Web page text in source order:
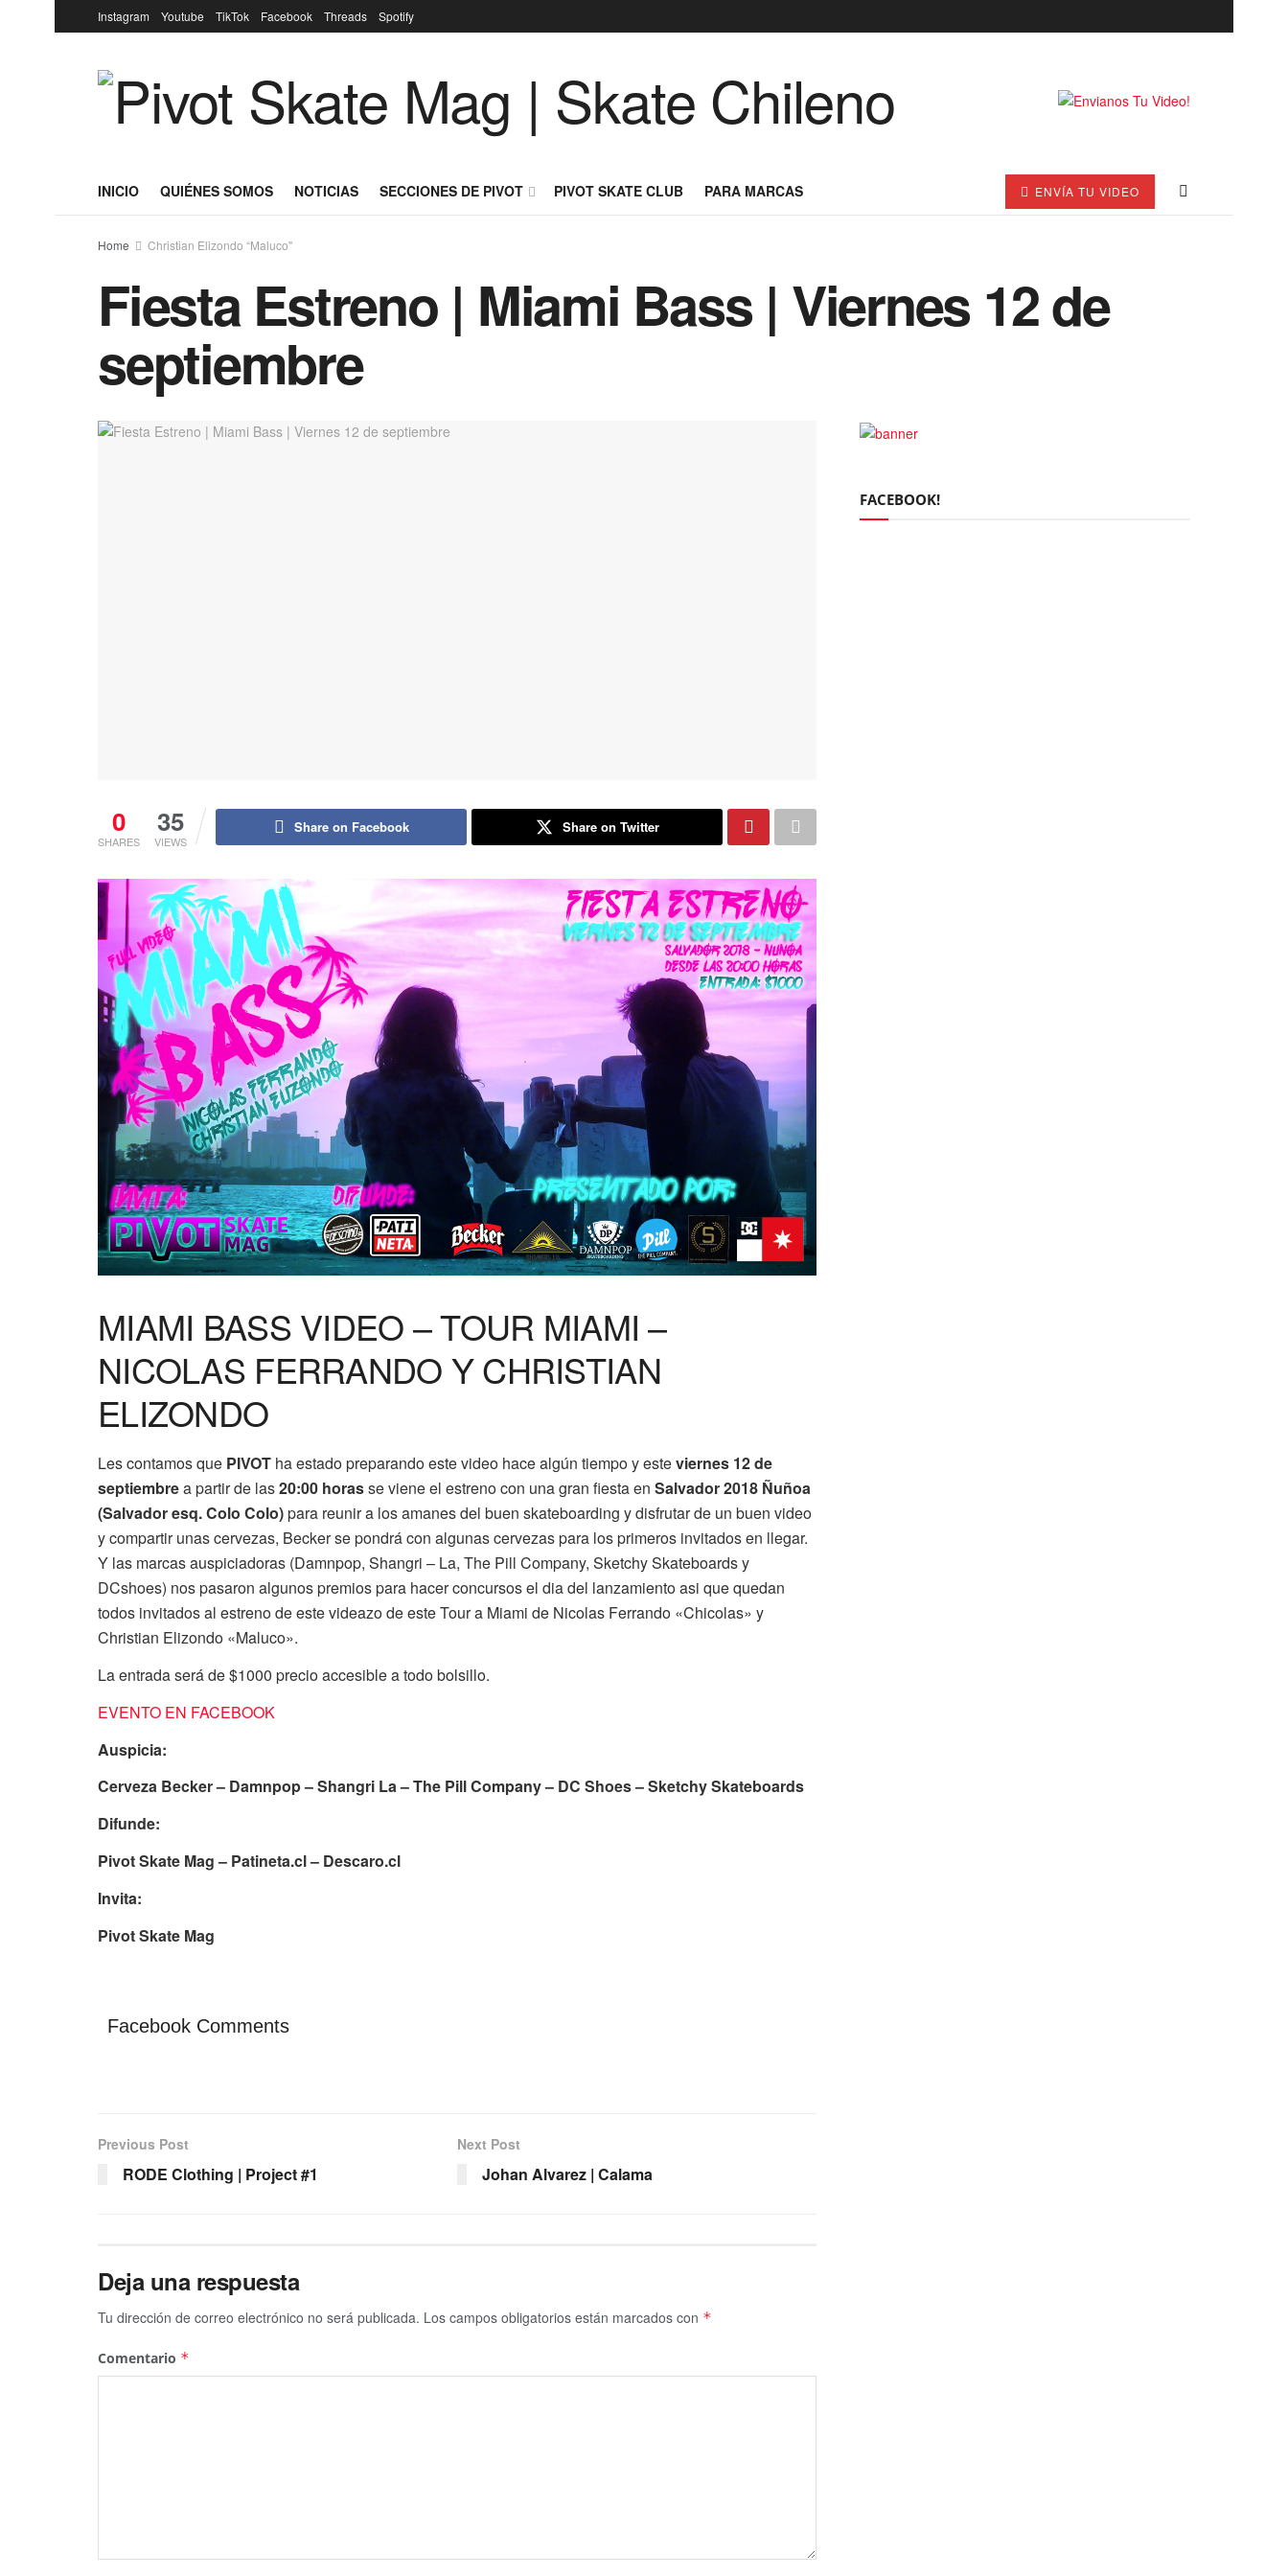
Instagram Youtube TikTok Facebook Threads Spotify
INICIO QUIÉNES SOMOS NOTICIAS SECCIONES DE PIVOT PIVOT SKATE CLUB PARA MARCAS ENVÍA TU VIDEO
Home Christian Elizondo “Maluco"
Fiesta Estreno | Miami Bass | Viernes 12 de
septiembre
0
SHARES
35
VIEWS
Share on Facebook Share on Twitter
MIAMI BASS VIDEO – TOUR MIAMI –
NICOLAS FERRANDO Y CHRISTIAN
ELIZONDO
Les contamos que PIVOT ha estado preparando este video hace algún tiempo y esteviernes 12 de
septiembrea partir de las20:00 horasse viene el estreno con una gran fiesta en Salvador 2018 Ñuñoa
(Salvador esq. Colo Colo)para reunir a los amanes del buen skateboarding y disfrutar de un buen video
y compartir unas cervezas, Becker se pondrá con algunas cervezas para los primeros invitados en llegar.
Y las marcas auspiciadoras (Damnpop, Shangri – La, The Pill Company, Sketchy Skateboards y
DCshoes) nos pasaron algunos premios para hacer concursos el dia del lanzamiento asi que quedan
todos invitados al estreno de este videazo de este Tour a Miami de Nicolas Ferrando «Chicolas» y
Christian Elizondo «Maluco».
La entrada será de $1000 precio accesible a todo bolsillo.
EVENTO EN FACEBOOK
Auspicia:
Cerveza Becker – Damnpop – Shangri La – The Pill Company – DC Shoes – Sketchy Skateboards
Difunde:
Pivot Skate Mag – Patineta.cl – Descaro.cl
Invita:
Pivot Skate Mag
Facebook Comments
Previous Post
RODE Clothing | Project #1
Next Post
Johan Alvarez | Calama
Deja una respuesta
Tu dirección de correo electrónico no será publicada. Los campos obligatorios están marcados con *
Comentario *
FACEBOOK!